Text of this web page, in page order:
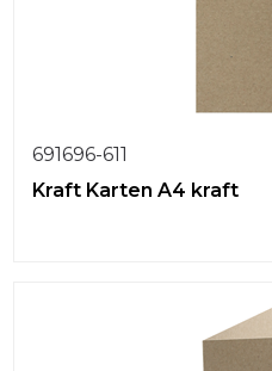
691696-611
Kraft Karten A4 kraft